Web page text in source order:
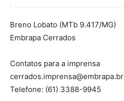
Breno Lobato (MTb 9.417/MG)
Embrapa Cerrados
Contatos para a imprensa
cerrados.imprensa@embrapa.br
Telefone: (61) 3388-9945